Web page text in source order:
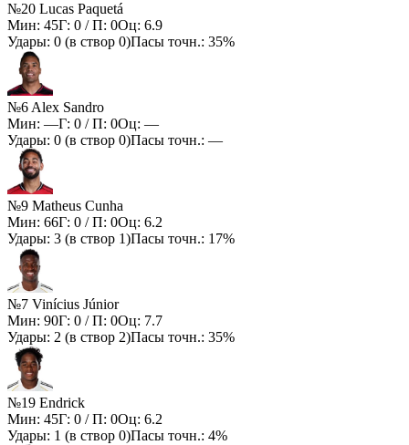
№20 Lucas Paquetá
Мин: 45Г: 0 / П: 0Оц: 6.9
Удары: 0 (в створ 0)Пасы точн.: 35%
№6 Alex Sandro
Мин: —Г: 0 / П: 0Оц: —
Удары: 0 (в створ 0)Пасы точн.: —
№9 Matheus Cunha
Мин: 66Г: 0 / П: 0Оц: 6.2
Удары: 3 (в створ 1)Пасы точн.: 17%
№7 Vinícius Júnior
Мин: 90Г: 0 / П: 0Оц: 7.7
Удары: 2 (в створ 2)Пасы точн.: 35%
№19 Endrick
Мин: 45Г: 0 / П: 0Оц: 6.2
Удары: 1 (в створ 0)Пасы точн.: 4%